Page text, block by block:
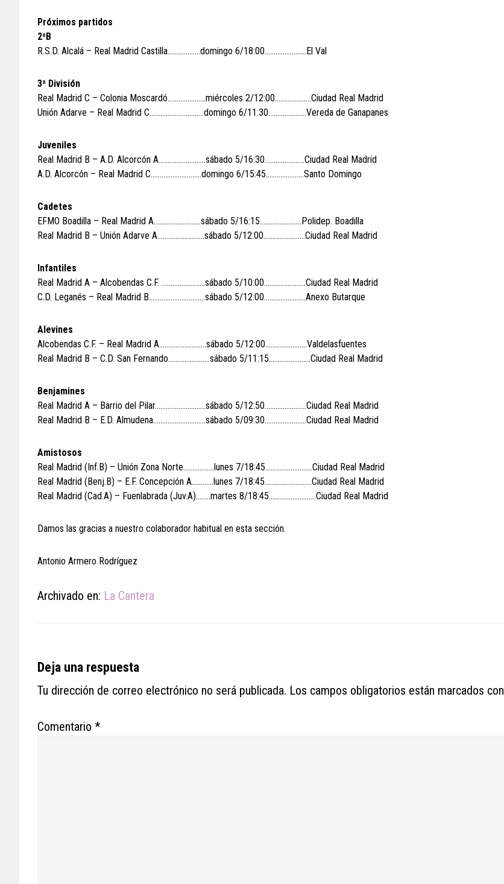
Próximos partidos
2ªB
R.S.D. Alcalá – Real Madrid Castilla………………domingo 6/18:00…………………..El Val
3ª División
Real Madrid C – Colonia Moscardó…………………miércoles 2/12:00………………..Ciudad Real Madrid
Unión Adarve – Real Madrid C…………………………domingo 6/11:30…………………Vereda de Ganapanes
Juveniles
Real Madrid B – A.D. Alcorcón A……………………..sábado 5/16:30………………….Ciudad Real Madrid
A.D. Alcorcón – Real Madrid C……………………….domingo 6/15:45…………………Santo Domingo
Cadetes
EFMO Boadilla – Real Madrid A……………………..sábado 5/16:15…………………..Polidep. Boadilla
Real Madrid B – Unión Adarve A……………………..sábado 5/12:00…………………..Ciudad Real Madrid
Infantiles
Real Madrid A – Alcobendas C.F. ……………………sábado 5/10:00…………………..Ciudad Real Madrid
C.D. Leganés – Real Madrid B………………………….sábado 5/12:00…………………..Anexo Butarque
Alevines
Alcobendas C.F. – Real Madrid A……………………..sábado 5/12:00…………………..Valdelasfuentes
Real Madrid B – C.D. San Fernando…………………..sábado 5/11:15…………………..Ciudad Real Madrid
Benjamines
Real Madrid A – Barrio del Pilar……………………….sábado 5/12:50…………………..Ciudad Real Madrid
Real Madrid B – E.D. Almudena………………………..sábado 5/09:30…………………..Ciudad Real Madrid
Amistosos
Real Madrid (Inf.B) – Unión Zona Norte……………..lunes 7/18:45……………………..Ciudad Real Madrid
Real Madrid (Benj.B) – E.F. Concepción A…………lunes 7/18:45……………………..Ciudad Real Madrid
Real Madrid (Cad.A) – Fuenlabrada (Juv.A)……..martes 8/18:45……………………..Ciudad Real Madrid
Damos las gracias a nuestro colaborador habitual en esta sección.
Antonio Armero Rodríguez
Archivado en: La Cantera
Reader
Interactions
Deja una respuesta
Tu dirección de correo electrónico no será publicada. Los campos obligatorios están marcados con
Comentario *